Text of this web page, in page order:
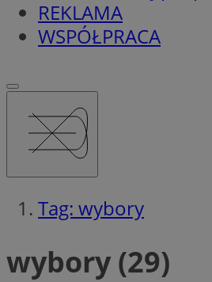
REKLAMA
WSPÓŁPRACA
Tag: wybory
wybory (29)